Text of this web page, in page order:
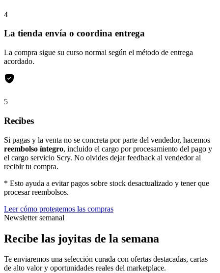
4
La tienda envía o coordina entrega
La compra sigue su curso normal según el método de entrega
acordado.
5
Recibes
Si pagas y la venta no se concreta por parte del vendedor, hacemos
reembolso íntegro, incluido el cargo por procesamiento del pago y
el cargo servicio Scry. No olvides dejar feedback al vendedor al
recibir tu compra.
* Esto ayuda a evitar pagos sobre stock desactualizado y tener que
procesar reembolsos.
Leer cómo protegemos las compras
Newsletter semanal
Recibe las joyitas de la semana
Te enviaremos una selección curada con ofertas destacadas, cartas
de alto valor y oportunidades reales del marketplace.